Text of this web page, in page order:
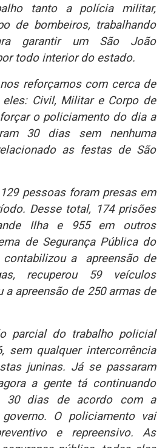
tanto a polícia militar,
de bombeiros, trabalhando
garantir um São João
todo interior do estado.
reforçamos com cerca de
eles: Civil, Militar e Corpo de
o policiamento do dia a
30 dias sem nenhuma
as festas de São
pessoas foram presas em
Desse total, 174 prisões
Ilha e 955 em outros
de Segurança Pública do
contabilizou a apreensão de
recuperou 59 veículos
a apreensão de 250 armas de
parcial do trabalho policial
sem qualquer intercorrência
juninas. Já se passaram
a gente tá continuando
30 dias de acordo com a
O policiamento vai
e repreensivo. As